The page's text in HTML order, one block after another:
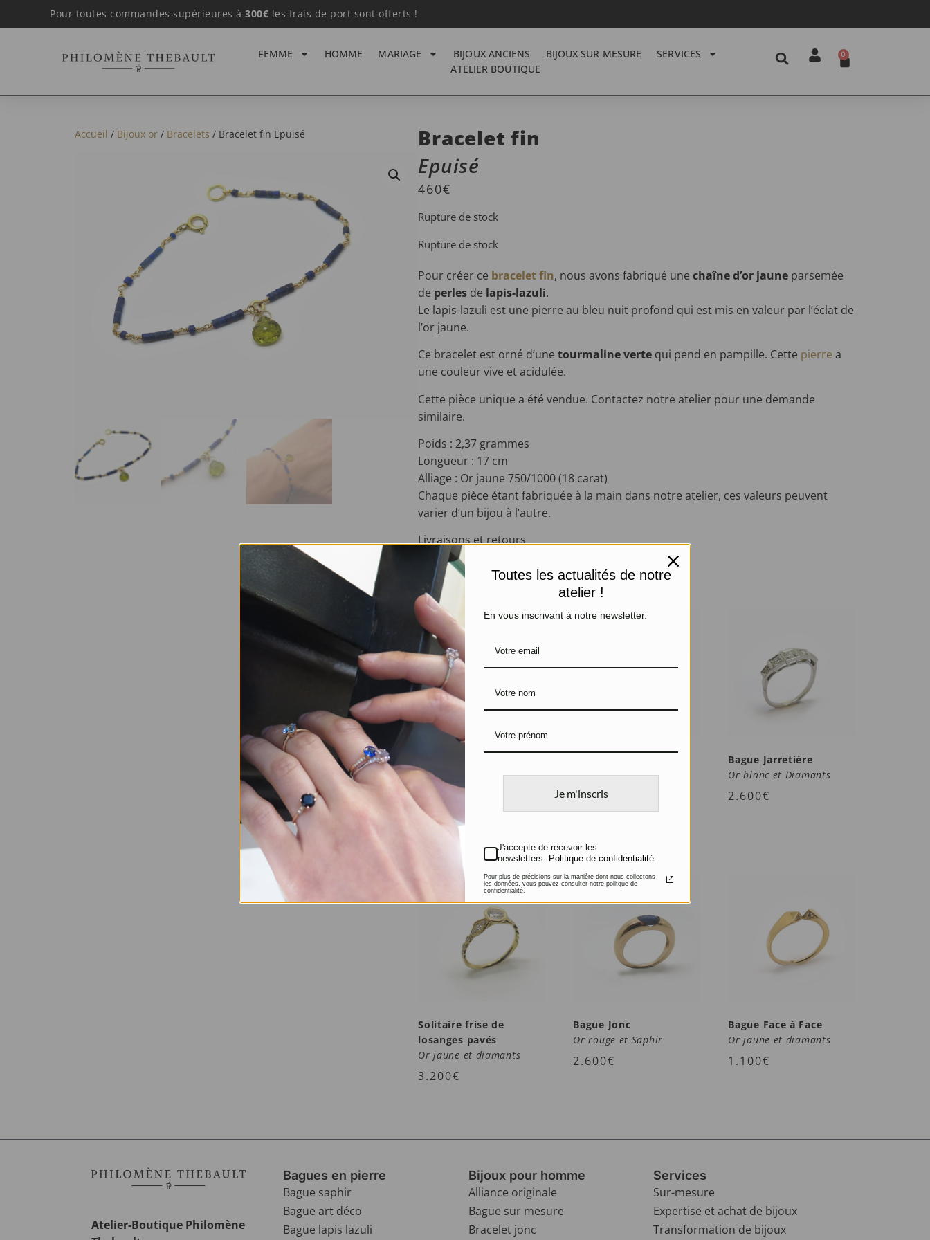
Pour toutes commandes supérieures à 300€ les frais de port sont offerts !
FEMME HOMME MARIAGE BIJOUX ANCIENS BIJOUX SUR MESURE
SERVICES
ATELIER BOUTIQUE
0
Accueil / Bijoux or/ Bracelets / Bracelet fin Epuisé
Bracelet fin
Epuisé
460€
Rupture de stock
Rupture de stock
Pour créer ce bracelet fin, nous avons fabriqué unechaîne d’or jaune parsemée
de perles de lapis-lazuli.
Le lapis-lazuli est une pierre au bleu nuit profond qui est mis en valeur par l’éclat de
l’or jaune.
Ce bracelet est orné d’unetourmaline verte qui pend en pampille. Cette pierre a
une couleur vive et acidulée.
Cette pièce unique a été vendue. Contactez notre atelier pour une demande
similaire.
Poids : 2,37 grammes
Longueur : 17 cm
Alliage : Or jaune 750/1000 (18 carat)
Chaque pièce étant fabriquée à la main dans notre atelier, ces valeurs peuvent
varier d’un bijou à l’autre.
Livraisons et retours
PRODUITS SIMILAIRES
Or jaune et Amétrine
740€
Cercles d’or
Or jaune
420€
Bague Jarretière
Or blanc et Diamants
2.600€
Solitaire frise de
losanges pavés
Or jaune et diamants
3.200€
Bague Jonc
Or rouge et Saphir
2.600€
Bague Face à Face
Or jaune et diamants
1.100€
Atelier-Boutique Philomène
Bagues en pierre
Bague saphir
Bague art déco
Bague lapis lazuli
Bijoux pour homme
Alliance originale
Bague sur mesure
Bracelet jonc
Services
Sur-mesure
Expertise et achat de bijoux
Transformation de bijoux
Toutes les actualités de notre
atelier !
En vous inscrivant à notre newsletter.
Je m'inscris
J'accepte de recevoir les
newsletters. Politique de confidentialité
Pour plus de précisions sur la manière dont nous collectons
les données, vous pouvez consulter notre politque de
confidentialité.